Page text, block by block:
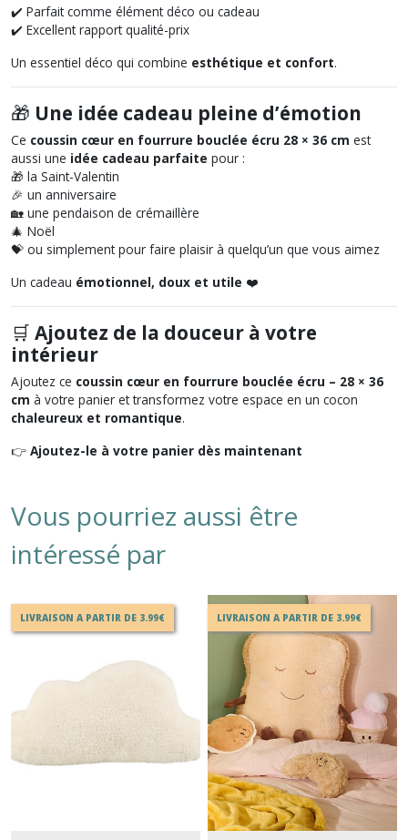
✔️ Parfait comme élément déco ou cadeau
✔️ Excellent rapport qualité-prix
Un essentiel déco qui combine esthétique et confort.
🎁 Une idée cadeau pleine d’émotion
Ce coussin cœur en fourrure bouclée écru 28 × 36 cm est
aussi une idée cadeau parfaite pour :
🎁 la Saint-Valentin
🎉 un anniversaire
🏡 une pendaison de crémaillère
🎄 Noël
💝 ou simplement pour faire plaisir à quelqu’un que vous aimez
Un cadeau émotionnel, doux et utile ❤️
🛒 Ajoutez de la douceur à votre
intérieur
Ajoutez ce coussin cœur en fourrure bouclée écru – 28 × 36
cm à votre panier et transformez votre espace en un cocon
chaleureux et romantique.
👉 Ajoutez-le à votre panier dès maintenant
Vous pourriez aussi être
intéressé par
LIVRAISON A PARTIR DE 3.99€ LIVRAISON A PARTIR DE 3.99€